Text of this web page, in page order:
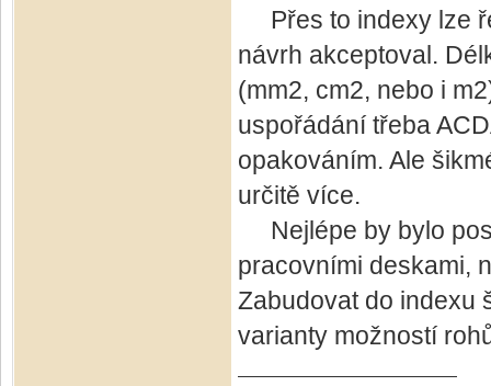
Přes to indexy lze
návrh akceptoval.
(mm2, cm2, nebo i
uspořádání třeba
opakováním. Ale
určitě více.
Nejlépe by bylo
pracovními deskami,
Zabudovat do indexu
varianty možností